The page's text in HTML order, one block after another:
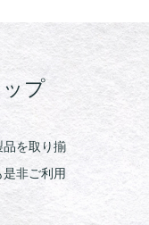
プ
品を取り揃
非ご利用